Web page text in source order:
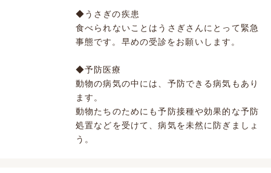
◆うさぎの疾患
食べられないことはうさぎさんにとって緊急
事態です。早めの受診をお願いします。
◆予防医療
動物の病気の中には、予防できる病気もあり
ます。
動物たちのためにも予防接種や効果的な予防
処置などを受けて、病気を未然に防ぎましょ
う。